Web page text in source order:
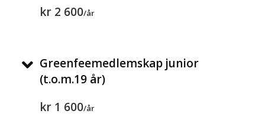
kr 2 600/år
Greenfeemedlemskap junior
(t.o.m.19 år)
kr 1 600/år